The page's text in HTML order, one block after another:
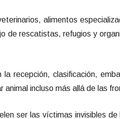
alimentos
de rescatistas, refugios y
recepción, clasificación,
incluso más allá de las
ser las víctimas invisibles